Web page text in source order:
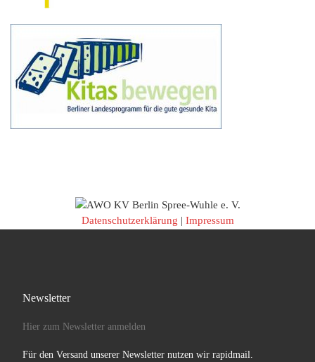
Datenschutzerklärung | Impressum
Newsletter
Hier zum Newsletter anmelden
Für den Versand unserer Newsletter nutzen wir rapidmail.